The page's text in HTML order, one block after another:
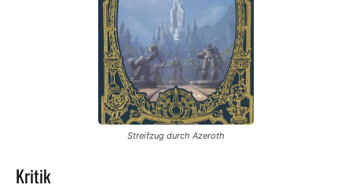
Streifzug durch Azeroth
Kritik